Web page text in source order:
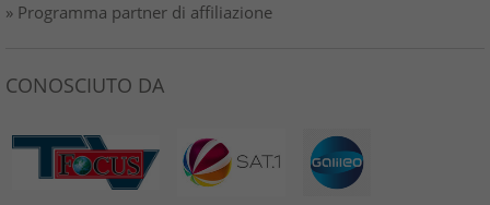
» Programma partner di affiliazione
CONOSCIUTO DA